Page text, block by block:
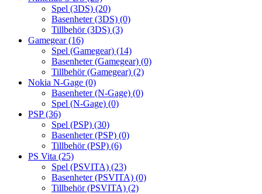
Spel (3DS) (20)
Basenheter (3DS) (0)
Tillbehör (3DS) (3)
Gamegear(16)
Spel (Gamegear) (14)
Basenheter (Gamegear) (0)
Tillbehör (Gamegear) (2)
Nokia N-Gage (0)
Basenheter (N-Gage) (0)
Spel (N-Gage) (0)
PSP(36)
Spel (PSP) (30)
Basenheter (PSP) (0)
Tillbehör (PSP) (6)
PS Vita (25)
Spel (PSVITA) (23)
Basenheter (PSVITA) (0)
Tillbehör (PSVITA) (2)